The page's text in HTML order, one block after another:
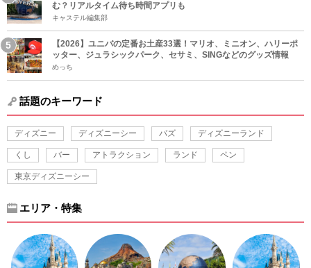
む？リアルタイム待ち時間アプリも
キャステル編集部
【2026】ユニバの定番お土産33選！マリオ、ミニオン、ハリーポ
ッター、ジュラシックパーク、セサミ、SINGなどのグッズ情報
めっち
話題のキーワード
ディズニー ディズニーシー バズ ディズニーランド
くし バー アトラクション ランド ペン
東京ディズニーシー
エリア・特集